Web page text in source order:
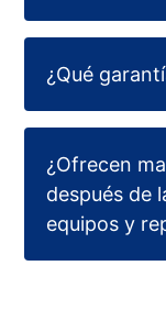
¿Qué
¿Ofrecen
después de
equipos y